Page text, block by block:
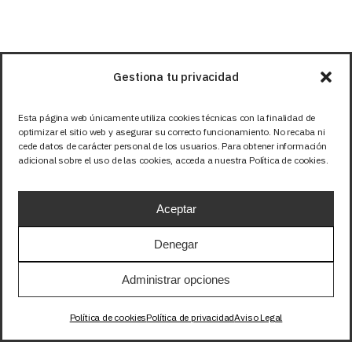
Gestiona tu privacidad
Esta página web únicamente utiliza cookies técnicas con la finalidad de
optimizar el sitio web y asegurar su correcto funcionamiento. No recaba ni
cede datos de carácter personal de los usuarios. Para obtener información
adicional sobre el uso de las cookies, acceda a nuestra Política de cookies.
Aceptar
Denegar
Administrar opciones
Política de cookiesPolítica de privacidadAviso Legal
Fábrica & Showroom
Calle Santuario de la luz, 11
03290 – Elche, Alicante